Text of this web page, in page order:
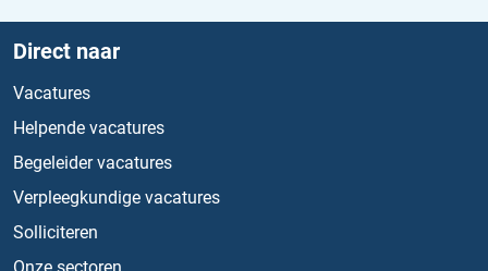
Direct naar
Vacatures
Helpende vacatures
Begeleider vacatures
Verpleegkundige vacatures
Solliciteren